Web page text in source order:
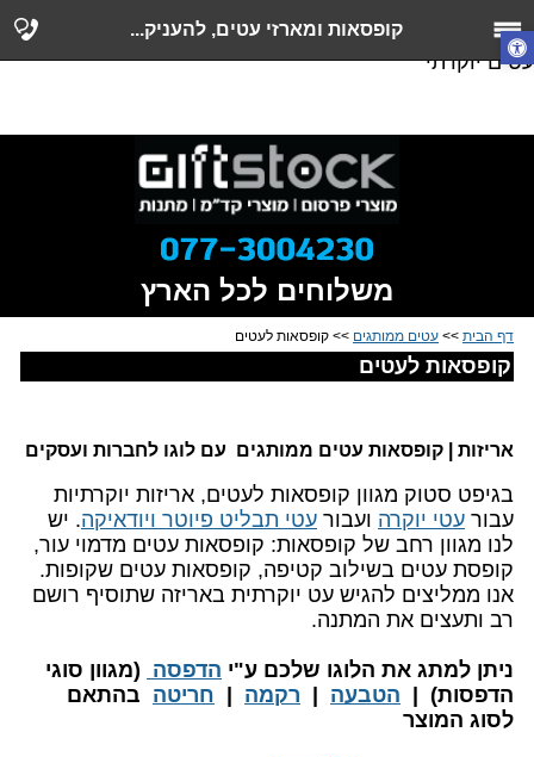
קופסאות עטים להדפסת לוגו, מארזי מתנה לעטים, מארז
עטים יוקרתי
קופסאות ומארזי עטים, להעניק...
משלוחים לכל הארץ
דף הבית >> עטים ממותגים >> קופסאות לעטים
קופסאות לעטים
אריזות | קופסאות עטים ממותגים עם לוגו לחברות ועסקים
בגיפט סטוק מגוון קופסאות לעטים, אריזות יוקרתיות
עבור עטי יוקרה ועבור עטי תבליט פיוטר ויודאיקה. יש
לנו מגוון רחב של קופסאות: קופסאות עטים מדמוי עור,
קופסת עטים בשילוב קטיפה, קופסאות עטים שקופות.
אנו ממליצים להגיש עט יוקרתית באריזה שתוסיף רושם
רב ותעצים את המתנה.
​ניתן למתג את הלוגו שלכם ע"י הדפסה (מגוון סוגי
הדפסות) | הטבעה רקמה חריטה בהתאם
לסוג המוצר